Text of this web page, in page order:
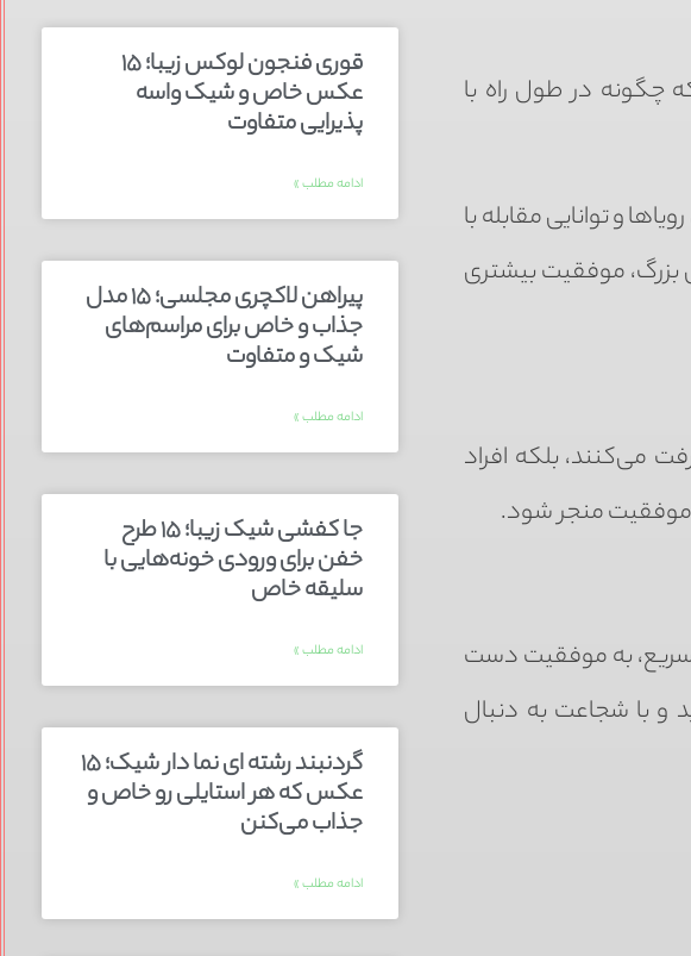
چگونه در طول راه با
و توانایی مقابله با
بزرگ، موفقیت بیشتری
می‌کنند، بلکه افراد
منجر شود.
سریع، به موفقیت دست
و با شجاعت به دنبال
قوری فنجون لوکس زیبا؛ ۱۵
عکس خاص و شیک واسه
پذیرایی متفاوت
ادامه مطلب »
پیراهن لاکچری مجلسی؛ ۱۵ مدل
جذاب و خاص برای مراسم‌های
شیک و متفاوت
ادامه مطلب »
جا کفشی شیک زیبا؛ ۱۵ طرح
خفن برای ورودی خونه‌هایی با
سلیقه خاص
ادامه مطلب »
گردنبند رشته ای نما دار شیک؛ ۱۵
عکس که هر استایلی رو خاص و
جذاب می‌کنن
ادامه مطلب »